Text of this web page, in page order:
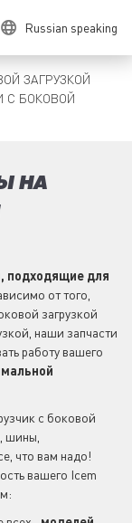
Russian speaking
ЗАГРУЗКОЙ
С БОКОВОЙ
НА
подходящие для
от того,
загрузкой
наши запчасти
работу вашего
с боковой
шины,
что вам надо!
вашего Icem